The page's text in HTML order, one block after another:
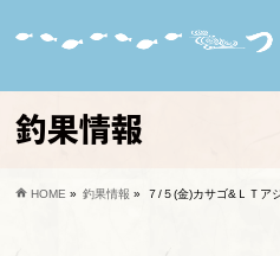
釣果情報
HOME » 釣果情報 » ７/５(金)カサゴ&ＬＴア